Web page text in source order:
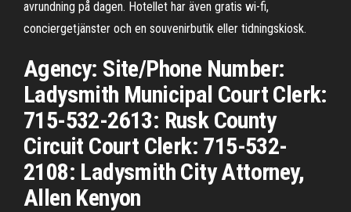
avrundning på dagen. Hotellet har även gratis wi-fi,
conciergetjänster och en souvenirbutik eller tidningskiosk.
Agency: Site/Phone Number:
Ladysmith Municipal Court Clerk:
715-532-2613: Rusk County
Circuit Court Clerk: 715-532-
2108: Ladysmith City Attorney,
Allen Kenyon